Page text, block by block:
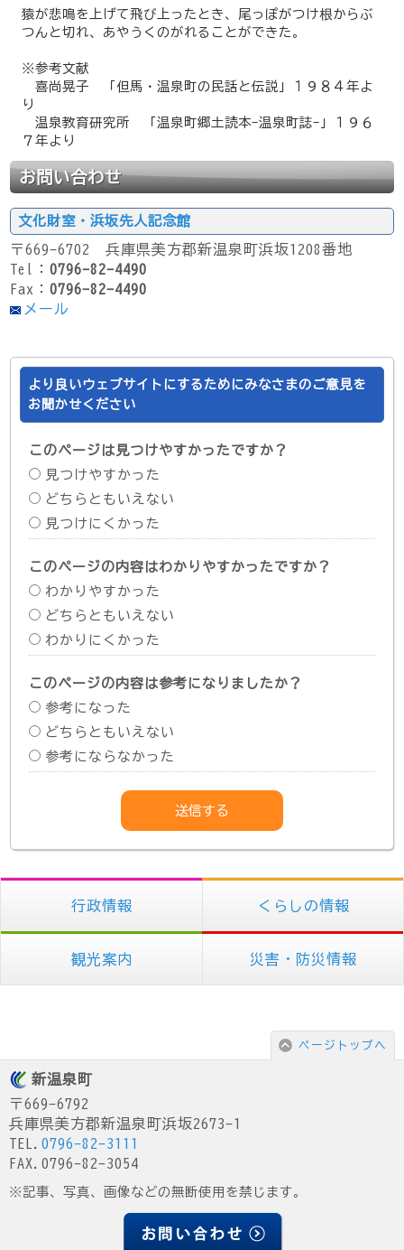
猿が悲鳴を上げて飛び上ったとき、尾っぽがつけ根からぶ
つんと切れ、あやうくのがれることができた。
※参考文献
喜尚晃子 「但馬・温泉町の民話と伝説」１９８４年よ
り
温泉教育研究所 「温泉町郷土読本-温泉町誌-」１９６
７年より
お問い合わせ
文化財室・浜坂先人記念館
〒669-6702 兵庫県美方郡新温泉町浜坂1208番地
Tel：0796-82-4490
Fax：0796-82-4490
メール
より良いウェブサイトにするためにみなさまのご意見を
お聞かせください
このページは見つけやすかったですか？
見つけやすかった
どちらともいえない
見つけにくかった
このページの内容はわかりやすかったですか？
わかりやすかった
どちらともいえない
わかりにくかった
このページの内容は参考になりましたか？
参考になった
どちらともいえない
参考にならなかった
行政情報 くらしの情報
観光案内 災害・防災情報
ページトップへ
新温泉町
〒669-6792
兵庫県美方郡新温泉町浜坂2673-1
TEL. 0796-82-3111
FAX.0796-82-3054
※記事、写真、画像などの無断使用を禁じます。